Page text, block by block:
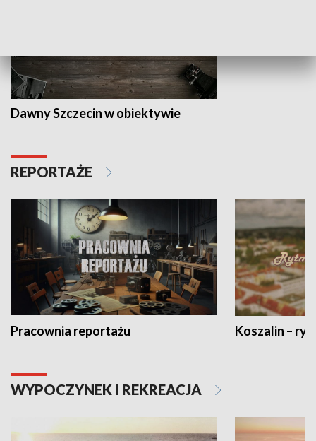
Dawny Szczecin w obiektywie
REPORTAŻE
Pracownia reportażu Koszalin –
WYPOCZYNEK I REKREACJA